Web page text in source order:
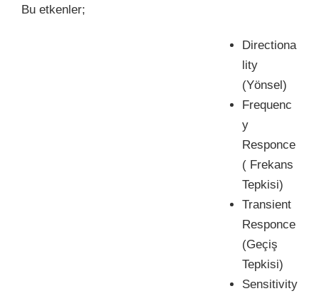
Bu etkenler;
Directiona
lity
(Yönsel)
Frequenc
y
Responce
( Frekans
Tepkisi)
Transient
Responce
(Geçiş
Tepkisi)
Sensitivity